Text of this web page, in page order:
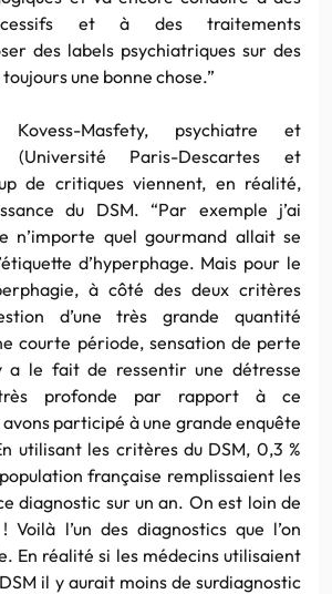
et à des traitements
des labels psychiatriques sur des
une bonne chose.”
Kovess-Masfety, psychiatre et
(Université Paris-Descartes et
de critiques viennent, en réalité,
du DSM. “Par exemple j’ai
n’importe quel gourmand allait se
d’hyperphage. Mais pour le
, à côté des deux critères
d’une très grande quantité
courte période, sensation de perte
a le fait de ressentir une détresse
très profonde par rapport à ce
participé à une grande enquête
utilisant les critères du DSM, 0,3 %
française remplissaient les
diagnostic sur un an. On est loin de
Voilà l’un des diagnostics que l’on
En réalité si les médecins utilisaient
DSM il y aurait moins de surdiagnostic